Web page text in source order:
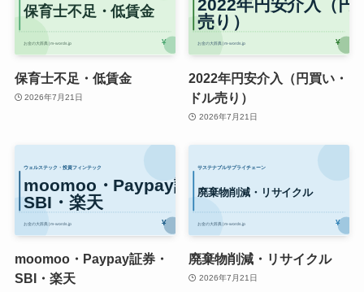
保育士不足・低賃金
2026年7月21日
2022年円安介入（円買い・
ドル売り）
2026年7月21日
moomoo・Paypay証券・
SBI・楽天
廃棄物削減・リサイクル
2026年7月21日